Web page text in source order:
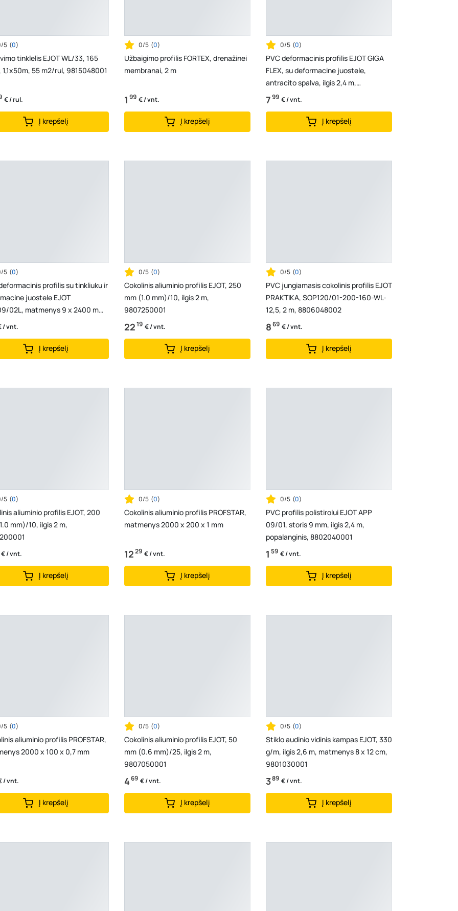
5 (0)
tinklelis EJOT WL/33, 165
1,1x50m, 55 m2/rul, 9815048001
€ / rul.
Į krepšelį
0/5 (0)
Užbaigimo profilis FORTEX, drenažinei
membranai, 2 m
1 99 € / vnt.
Į krepšelį
0/5 (0)
PVC deformacinis profilis EJOT GIGA
FLEX, su deformacine juostele,
antracito spalva, ilgis 2,4 m,
8803748002
799 € / vnt.
Į krepšelį
5 (0)
profilis su tinkliuku ir
juostele EJOT
02L, matmenys 9 x 2400 mm,
/ vnt.
Į krepšelį
0/5 (0)
Cokolinis aliuminio profilis EJOT, 250
mm (1.0 mm)/10, ilgis 2 m,
9807250001
2219 € / vnt.
Į krepšelį
0/5 (0)
PVC jungiamasis cokolinis profilis EJOT
PRAKTIKA, SOP120/01-200-160-WL-
12,5, 2 m, 8806048002
869 € / vnt.
Į krepšelį
5 (0)
aliuminio profilis EJOT, 200
mm)/10, ilgis 2 m,
€ / vnt.
Į krepšelį
0/5 (0)
Cokolinis aliuminio profilis PROFSTAR,
matmenys 2000 x 200 x 1 mm
1229 € / vnt.
Į krepšelį
0/5 (0)
PVC profilis polistirolui EJOT APP
09/01, storis 9 mm, ilgis 2,4 m,
popalanginis, 8802040001
1 59 € / vnt.
Į krepšelį
5 (0)
aliuminio profilis PROFSTAR,
2000 x 100 x 0,7 mm
/ vnt.
Į krepšelį
0/5 (0)
Cokolinis aliuminio profilis EJOT, 50
mm (0.6 mm)/25, ilgis 2 m,
9807050001
469 € / vnt.
Į krepšelį
0/5 (0)
Stiklo audinio vidinis kampas EJOT, 330
g/m, ilgis 2,6 m, matmenys 8 x 12 cm,
9801030001
389 € / vnt.
Į krepšelį